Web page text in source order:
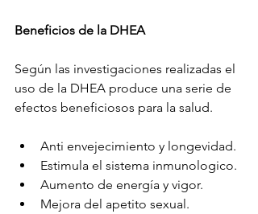
Beneficios de la DHEA
Según las investigaciones realizadas el
uso de la DHEA produce una serie de
efectos beneficiosos para la salud.
Anti envejecimiento y longevidad.
Estimula el sistema inmunologico.
Aumento de energía y vigor.
Mejora del apetito sexual.